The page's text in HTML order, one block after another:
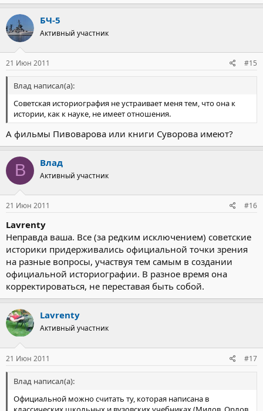
БЧ-5
Активный участник
21 Июн 2011 #15
Влад написал(а):
Советская историография не устраивает меня тем, что она к
истории, как к науке, не имеет отношения.
А фильмы Пивоварова или книги Суворова имеют?
В Влад
Активный участник
21 Июн 2011 #16
Lavrenty
Неправда ваша. Все (за редким исключением) советские
историки придерживались официальной точки зрения
на разные вопросы, участвуя тем самым в создании
официальной историографии. В разное время она
корректироваться, не переставая быть собой.
Lavrenty
Активный участник
21 Июн 2011 #17
Влад написал(а):
Официальной можно считать ту, которая написана в